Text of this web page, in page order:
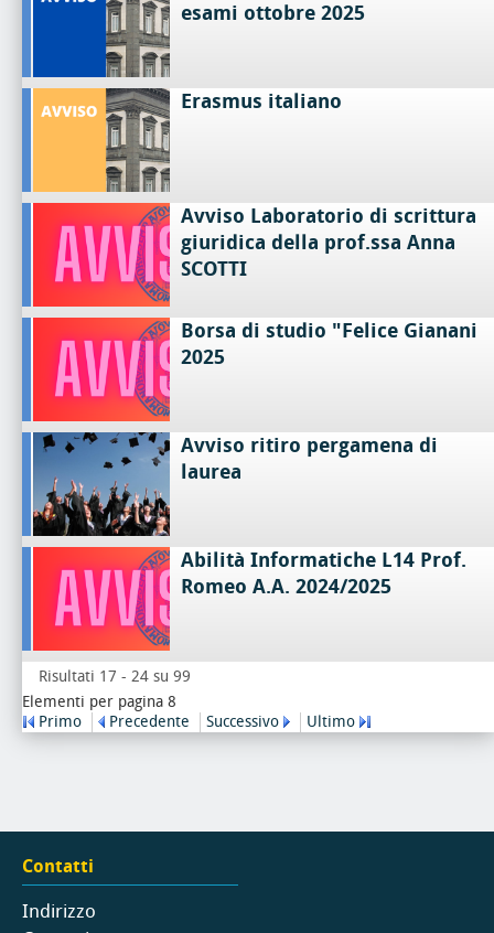
esami ottobre 2025
Erasmus italiano
Avviso Laboratorio di scrittura
giuridica della prof.ssa Anna
SCOTTI
Borsa di studio "Felice Gianani
2025
Avviso ritiro pergamena di
laurea
Abilità Informatiche L14 Prof.
Romeo A.A. 2024/2025
Risultati 17 - 24 su 99
Elementi per pagina 8
Primo
Precedente Successivo Ultimo
Contatti
Indirizzo